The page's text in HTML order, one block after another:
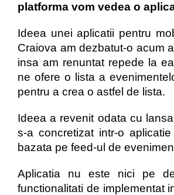
platforma vom vedea o
Ideea unei aplicatii pentru
Craiova am dezbatut-o acum
insa am renuntat repede la
ne ofere o lista a
pentru a crea o astfel de lista.
Ideea a revenit odata cu
s-a concretizat intr-o
bazata pe feed-ul de
Aplicatia nu este nici pe
functionalitati de implementat